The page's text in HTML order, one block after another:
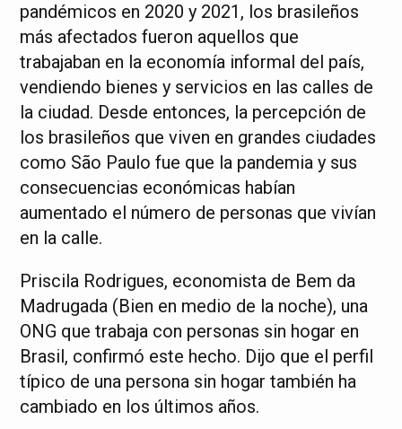
pandémicos en 2020 y 2021, los brasileños
más afectados fueron aquellos que
trabajaban en la economía informal del país,
vendiendo bienes y servicios en las calles de
la ciudad. Desde entonces, la percepción de
los brasileños que viven en grandes ciudades
como São Paulo fue que la pandemia y sus
consecuencias económicas habían
aumentado el número de personas que vivían
en la calle.
Priscila Rodrigues, economista de Bem da
Madrugada (Bien en medio de la noche), una
ONG que trabaja con personas sin hogar en
Brasil, confirmó este hecho. Dijo que el perfil
típico de una persona sin hogar también ha
cambiado en los últimos años.